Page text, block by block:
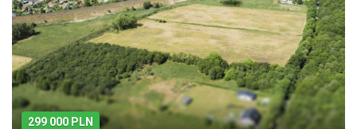
299 000 PLN